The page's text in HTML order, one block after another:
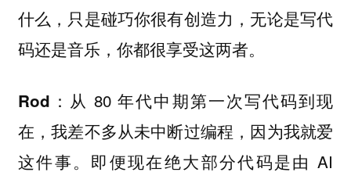
什么，只是碰巧你很有创造力，无论是写代
码还是音乐，你都很享受这两者。
Rod： 从 80 年代中期第一次写代码到现
在，我差不多从未中断过编程，因为我就爱
这件事。即便现在绝大部分代码是由 AI